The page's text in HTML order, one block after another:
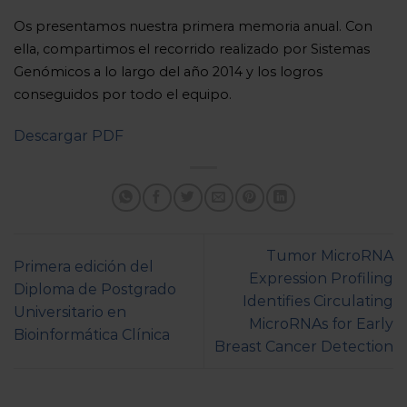
Os presentamos nuestra primera memoria anual. Con
ella, compartimos el recorrido realizado por Sistemas
Genómicos a lo largo del año 2014 y los logros
conseguidos por todo el equipo.
Descargar PDF
Primera edición del
Diploma de Postgrado
Universitario en
Bioinformática Clínica
Tumor MicroRNA
Expression Profiling
Identifies Circulating
MicroRNAs for Early
Breast Cancer Detection